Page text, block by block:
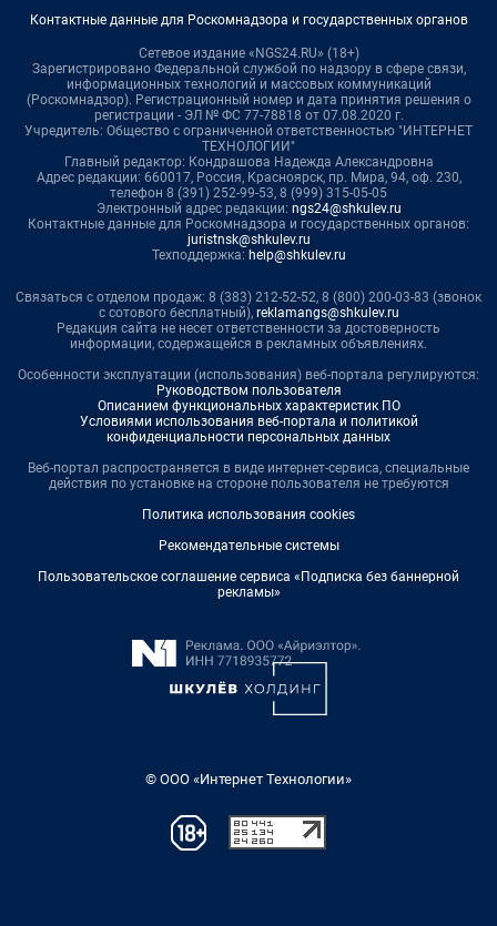
Контактные данные для Роскомнадзора и государственных органов
Сетевое издание «NGS24.RU» (18+)
Зарегистрировано Федеральной службой по надзору в сфере связи,
информационных технологий и массовых коммуникаций
(Роскомнадзор). Регистрационный номер и дата принятия решения о
регистрации - ЭЛ № ФС 77-78818 от 07.08.2020 г.
Учредитель: Общество с ограниченной ответственностью "ИНТЕРНЕТ
ТЕХНОЛОГИИ"
Главный редактор: Кондрашова Надежда Александровна
Адрес редакции: 660017, Россия, Красноярск, пр. Мира, 94, оф. 230,
телефон 8 (391) 252-99-53, 8 (999) 315-05-05
Электронный адрес редакции: ngs24@shkulev.ru
Контактные данные для Роскомнадзора и государственных органов:
juristnsk@shkulev.ru
Техподдержка: help@shkulev.ru
Связаться с отделом продаж: 8 (383) 212-52-52, 8 (800) 200-03-83 (звонок
с сотового бесплатный), reklamangs@shkulev.ru
Редакция сайта не несет ответственности за достоверность
информации, содержащейся в рекламных объявлениях.
Особенности эксплуатации (использования) веб-портала регулируются:
Руководством пользователя
Описанием функциональных характеристик ПО
Условиями использования веб-портала и политикой
конфиденциальности персональных данных
Веб-портал распространяется в виде интернет-сервиса, специальные
действия по установке на стороне пользователя не требуются
Политика использования cookies
Рекомендательные системы
Пользовательское соглашение сервиса «Подписка без баннерной
рекламы»
© ООО «Интернет Технологии»